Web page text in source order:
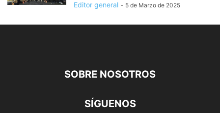
Editor general - 5 de Marzo de 2025
SOBRE NOSOTROS
SÍGUENOS